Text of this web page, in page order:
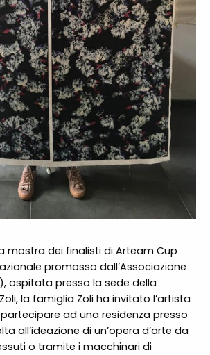
mostra dei finalisti di Arteam Cup
promosso dall’Associazione
ospitata presso la sede della
la famiglia Zoli ha invitato l’artista
partecipare ad una residenza presso
all’ideazione di un’opera d’arte da
o tramite i macchinari di